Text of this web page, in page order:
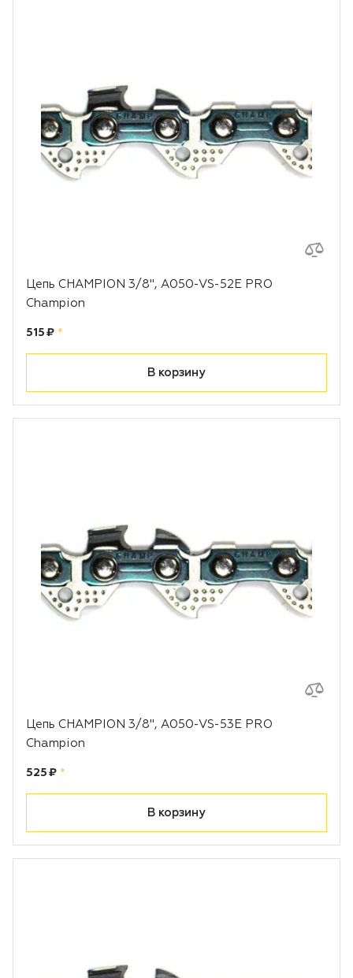
Цепь CHAMPION 3/8", A050-VS-52E PRO
Champion
Цена:
515 ₽ рублей
*
В корзину
Цепь CHAMPION 3/8", A050-VS-53E PRO
Champion
Цена:
525 ₽ рублей
*
В корзину